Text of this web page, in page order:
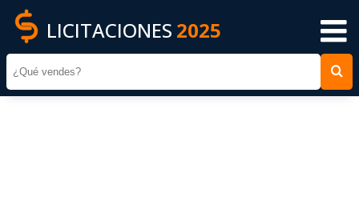
LICITACIONES 2025